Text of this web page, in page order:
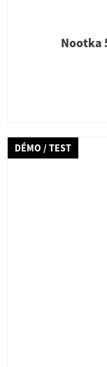
Nootka
DÉMO / TEST